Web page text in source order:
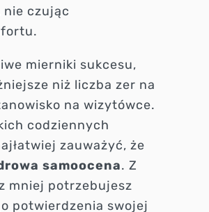
nie czując
mierniki sukcesu,
niż liczba zer na
na wizytówce.
codziennych
zauważyć, że
samoocena. Z
mniej potrzebujesz
potwierdzenia swojej